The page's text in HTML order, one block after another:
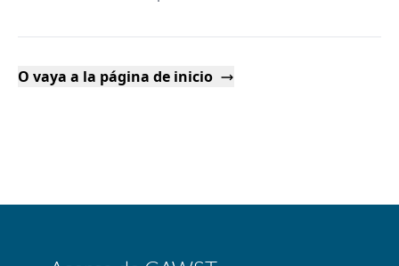
O vaya a la página de inicio